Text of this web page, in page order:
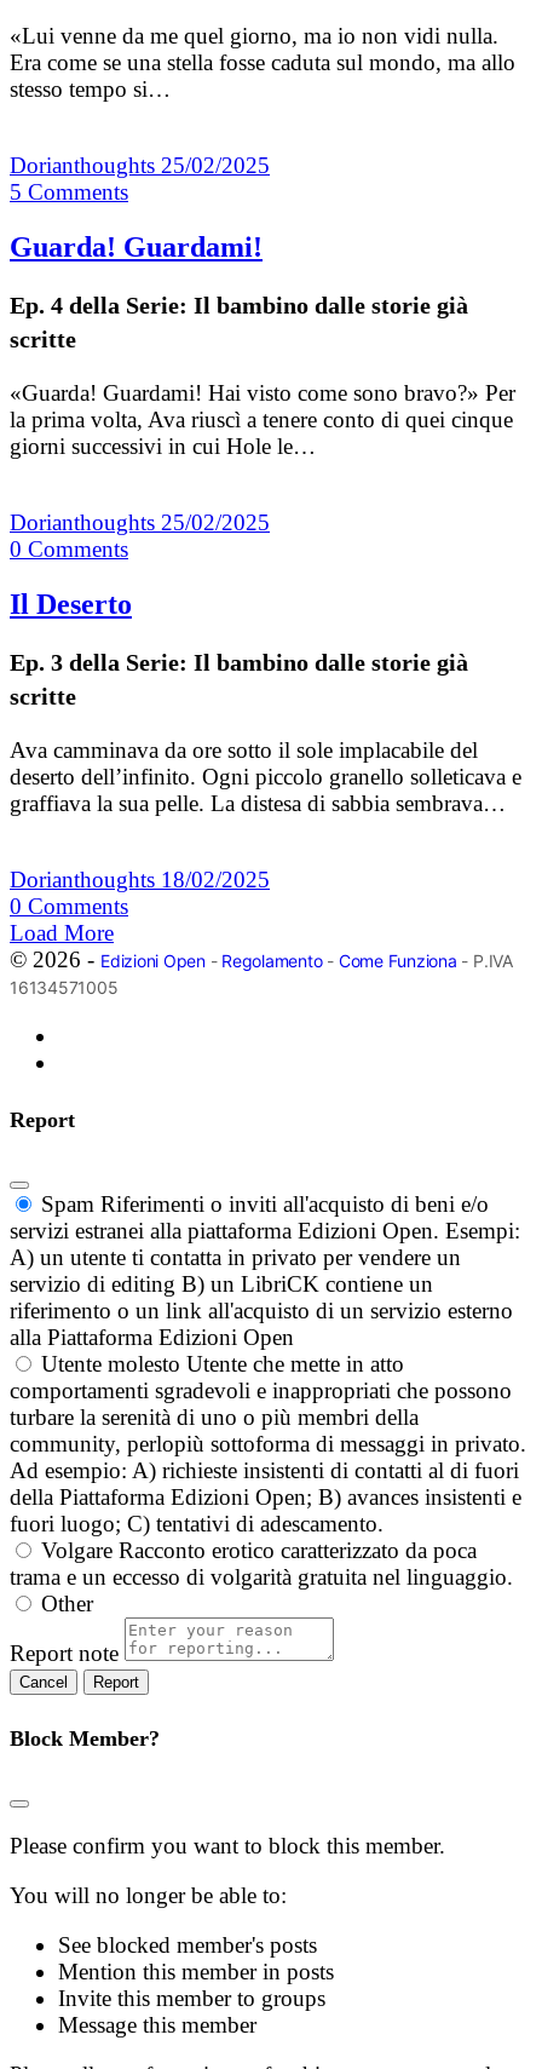
«Lui venne da me quel giorno, ma io non vidi nulla.
Era come se una stella fosse caduta sul mondo, ma allo
stesso tempo si…
Dorianthoughts 25/02/2025
5 Comments
Guarda! Guardami!
Ep. 4 della Serie: Il bambino dalle storie già
scritte
«Guarda! Guardami! Hai visto come sono bravo?» Per
la prima volta, Ava riuscì a tenere conto di quei cinque
giorni successivi in cui Hole le…
Dorianthoughts 25/02/2025
0 Comments
Il Deserto
Ep. 3 della Serie: Il bambino dalle storie già
scritte
Ava camminava da ore sotto il sole implacabile del
deserto dell’infinito. Ogni piccolo granello solleticava e
graffiava la sua pelle. La distesa di sabbia sembrava…
Dorianthoughts 18/02/2025
0 Comments
Load More
© 2026 - Edizioni Open- Regolamento- Come Funziona - P.IVA
16134571005
Report
Spam Riferimenti o inviti all'acquisto di beni e/o
servizi estranei alla piattaforma Edizioni Open. Esempi:
A) un utente ti contatta in privato per vendere un
servizio di editing B) un LibriCK contiene un
riferimento o un link all'acquisto di un servizio esterno
alla Piattaforma Edizioni Open
Utente molesto Utente che mette in atto
comportamenti sgradevoli e inappropriati che possono
turbare la serenità di uno o più membri della
community, perlopiù sottoforma di messaggi in privato.
Ad esempio: A) richieste insistenti di contatti al di fuori
della Piattaforma Edizioni Open; B) avances insistenti e
fuori luogo; C) tentativi di adescamento.
Volgare Racconto erotico caratterizzato da poca
trama e un eccesso di volgarità gratuita nel linguaggio.
Other
Report note
Report
Block Member?
Please confirm you want to block this member.
You will no longer be able to:
See blocked member's posts
Mention this member in posts
Invite this member to groups
Message this member